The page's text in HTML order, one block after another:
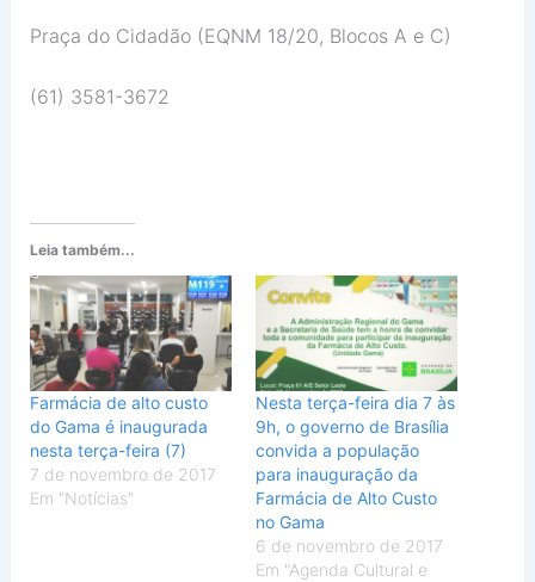
Praça do Cidadão (EQNM 18/20, Blocos A e C)
(61) 3581-3672
Leia também...
Farmácia de alto custo
do Gama é inaugurada
nesta terça-feira (7)
7 de novembro de 2017
Em "Notícias"
Nesta terça-feira dia 7 às
9h, o governo de Brasília
convida a população
para inauguração da
Farmácia de Alto Custo
no Gama
6 de novembro de 2017
Em "Agenda Cultural e